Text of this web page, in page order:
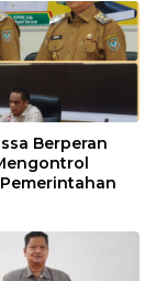
Berperan